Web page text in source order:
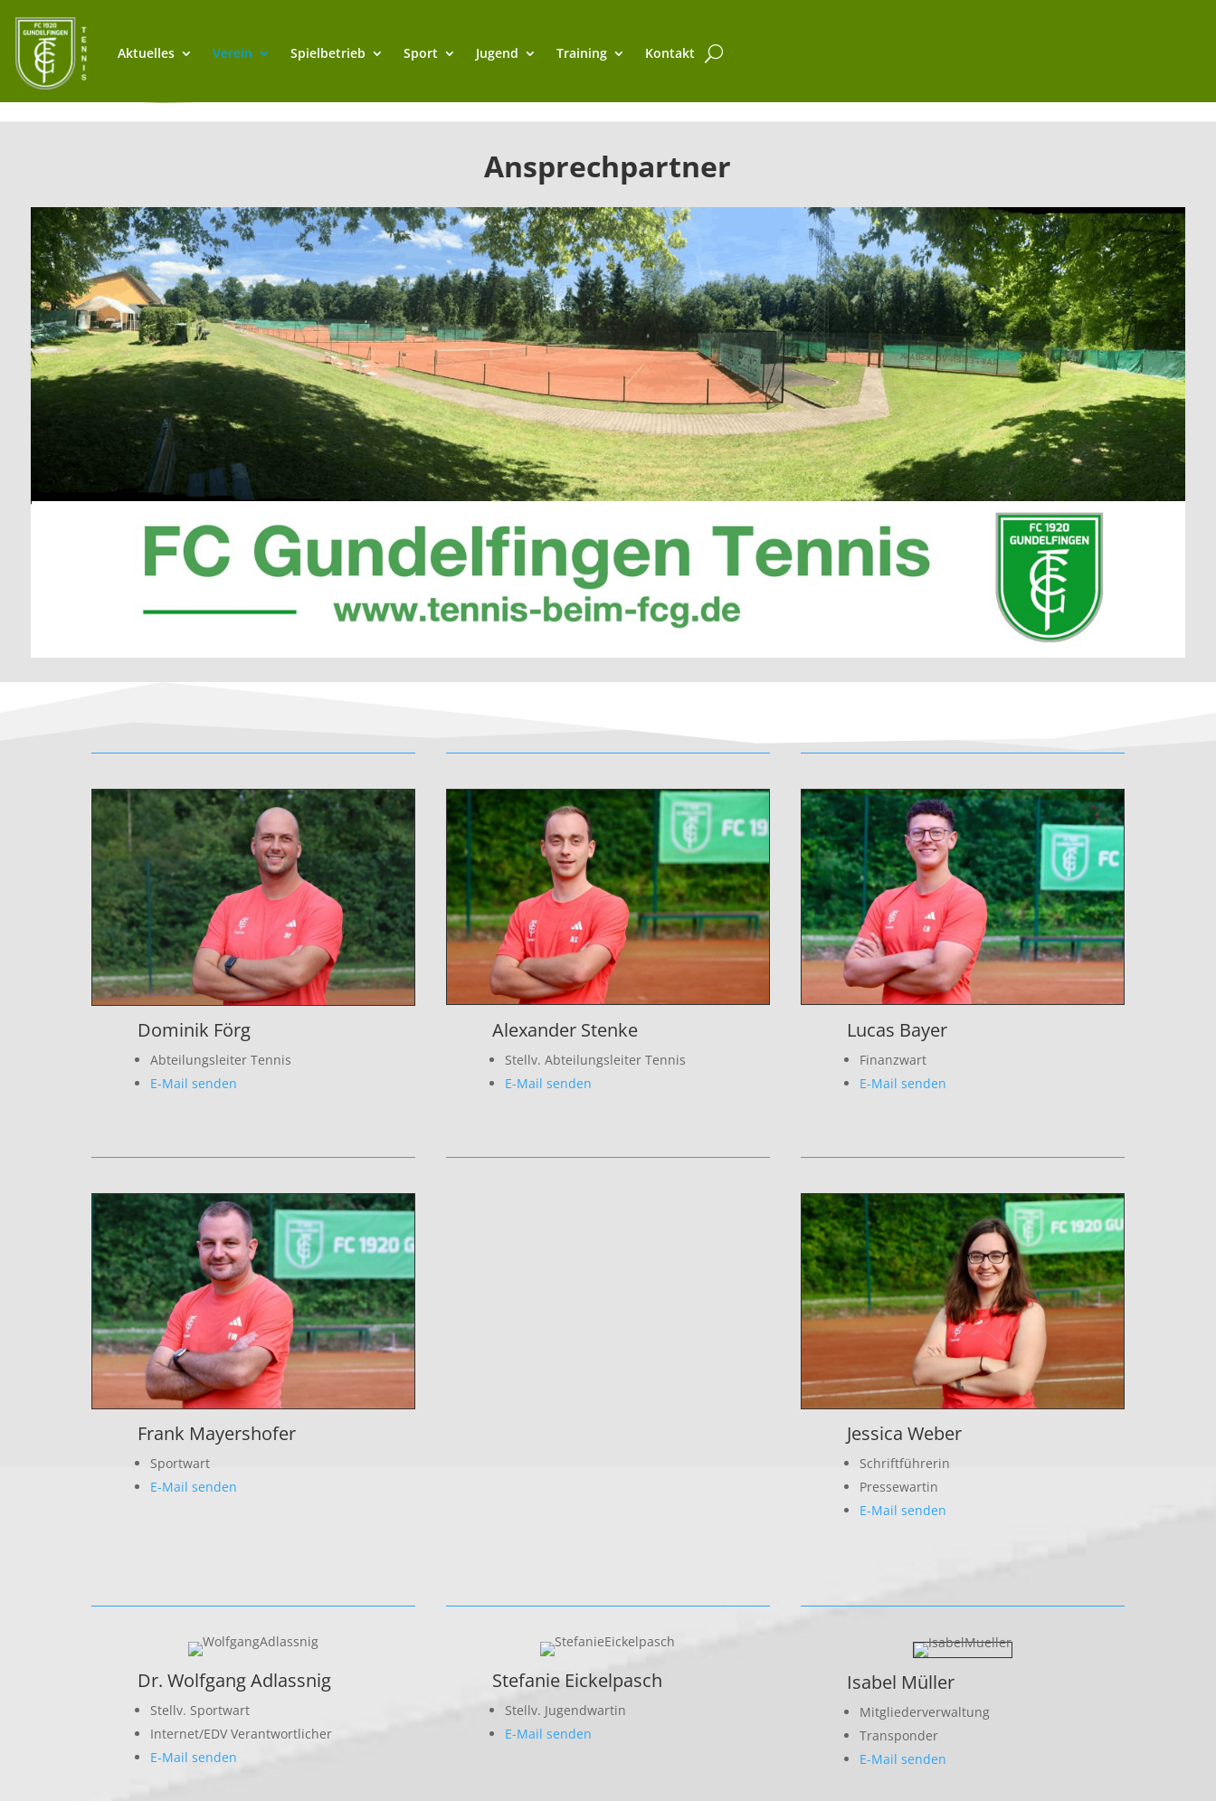
Aktuelles Verein Spielbetrieb Sport Jugend Training Kontakt
Ansprechpartner
Dominik Förg
Abteilungsleiter Tennis
E-Mail senden
Alexander Stenke
Stellv. Abteilungsleiter Tennis
E-Mail senden
Lucas Bayer
Finanzwart
E-Mail senden
Frank Mayershofer
Sportwart
E-Mail senden
Jessica Weber
Schriftführerin
Pressewartin
E-Mail senden
Dr. Wolfgang Adlassnig
Stellv. Sportwart
Internet/EDV Verantwortlicher
E-Mail senden
Stefanie Eickelpasch
Stellv. Jugendwartin
E-Mail senden
Isabel Müller
Mitgliederverwaltung
Transponder
E-Mail senden